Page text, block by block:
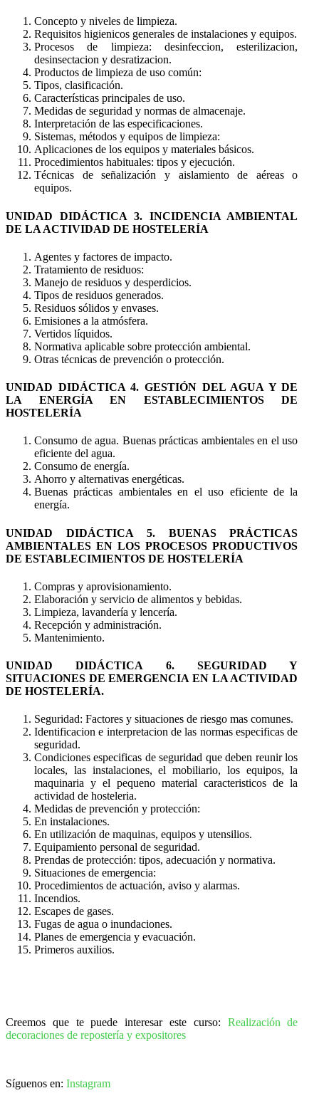
Concepto y niveles de limpieza.
Requisitos higienicos generales de instalaciones y equipos.
Procesos de limpieza: desinfeccion, esterilizacion,
desinsectacion y desratizacion.
Productos de limpieza de uso común:
Tipos, clasificación.
Características principales de uso.
Medidas de seguridad y normas de almacenaje.
Interpretación de las especificaciones.
Sistemas, métodos y equipos de limpieza:
Aplicaciones de los equipos y materiales básicos.
Procedimientos habituales: tipos y ejecución.
Técnicas de señalización y aislamiento de aéreas o
equipos.
UNIDAD DIDÁCTICA 3. INCIDENCIA AMBIENTAL
DE LA ACTIVIDAD DE HOSTELERÍA
Agentes y factores de impacto.
Tratamiento de residuos:
Manejo de residuos y desperdicios.
Tipos de residuos generados.
Residuos sólidos y envases.
Emisiones a la atmósfera.
Vertidos líquidos.
Normativa aplicable sobre protección ambiental.
Otras técnicas de prevención o protección.
UNIDAD DIDÁCTICA 4. GESTIÓN DEL AGUA Y DE
LA ENERGÍA EN ESTABLECIMIENTOS DE
HOSTELERÍA
Consumo de agua. Buenas prácticas ambientales en el uso
eficiente del agua.
Consumo de energía.
Ahorro y alternativas energéticas.
Buenas prácticas ambientales en el uso eficiente de la
energía.
UNIDAD DIDÁCTICA 5. BUENAS PRÁCTICAS
AMBIENTALES EN LOS PROCESOS PRODUCTIVOS
DE ESTABLECIMIENTOS DE HOSTELERÍA
Compras y aprovisionamiento.
Elaboración y servicio de alimentos y bebidas.
Limpieza, lavandería y lencería.
Recepción y administración.
Mantenimiento.
UNIDAD DIDÁCTICA 6. SEGURIDAD Y
SITUACIONES DE EMERGENCIA EN LA ACTIVIDAD
DE HOSTELERÍA.
Seguridad: Factores y situaciones de riesgo mas comunes.
Identificacion e interpretacion de las normas especificas de
seguridad.
Condiciones especificas de seguridad que deben reunir los
locales, las instalaciones, el mobiliario, los equipos, la
maquinaria y el pequeno material caracteristicos de la
actividad de hosteleria.
Medidas de prevención y protección:
En instalaciones.
En utilización de maquinas, equipos y utensilios.
Equipamiento personal de seguridad.
Prendas de protección: tipos, adecuación y normativa.
Situaciones de emergencia:
Procedimientos de actuación, aviso y alarmas.
Incendios.
Escapes de gases.
Fugas de agua o inundaciones.
Planes de emergencia y evacuación.
Primeros auxilios.
Creemos que te puede interesar este curso: Realización de
decoraciones de repostería y expositores
Síguenos en: Instagram